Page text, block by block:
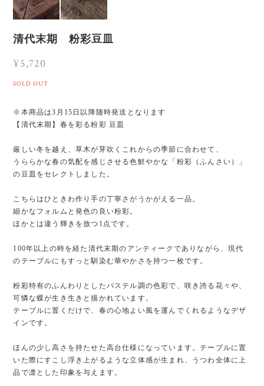
清代末期 粉彩豆皿
¥5,720
SOLD OUT
※本商品は3月15日以降随時発送となります
【清代末期】春を彩る粉彩 豆皿
厳しい冬を越え、草木が芽吹くこれからの季節に合わせて、
うららかな春の気配を感じさせる色鮮やかな「粉彩（ふんさい）」
の豆皿をセレクトしました。
こちらはひときわ作り手の丁寧さがうかがえる一品。
細かなフォルムと発色の良い粉彩。
ほかとは違う輝きを放つ1点です。
100年以上の時を経た清代末期のアンティークでありながら、現代
のテーブルにもすっと馴染む華やかさを持つ一枚です。
粉彩特有のふんわりとしたパステル調の色彩で、咲き誇る花々や、
可憐な蝶が生き生きと描かれています。
テーブルに置くだけで、春の心地よい風を運んでくれるようなデザ
インです。
ほんの少し高さを持たせた高台仕様になっています。テーブルに置
いた際にすこし浮き上がるような立体感が生まれ、うつわ全体に上
品で凛とした印象を与えます。